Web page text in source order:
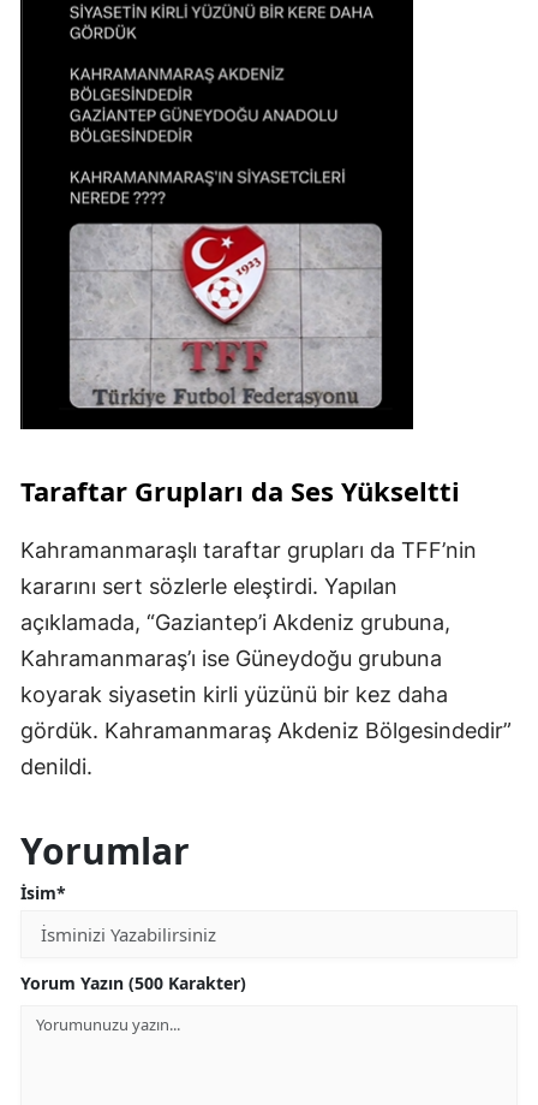
Taraftar Grupları da Ses Yükseltti
Kahramanmaraşlı taraftar grupları da TFF’nin
kararını sert sözlerle eleştirdi. Yapılan
açıklamada, “Gaziantep’i Akdeniz grubuna,
Kahramanmaraş’ı ise Güneydoğu grubuna
koyarak siyasetin kirli yüzünü bir kez daha
gördük. Kahramanmaraş Akdeniz Bölgesindedir”
denildi.
Yorumlar
İsim*
Yorum Yazın (500 Karakter)